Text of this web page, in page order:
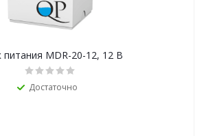
питания MDR-20-12, 12 В
Достаточно